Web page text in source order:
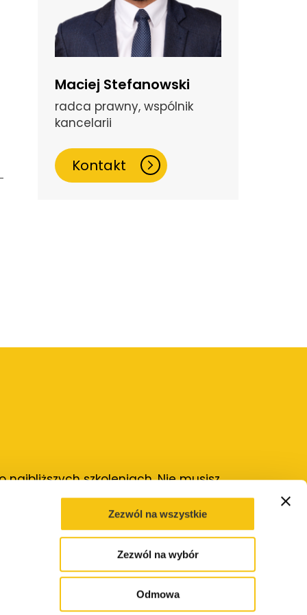
Zezwól na wszystkie
Zezwól na wybór
Odmowa
Maciej Stefanowski
radca prawny, wspólnik
kancelarii
Kontakt
szkoleniach. Nie musisz